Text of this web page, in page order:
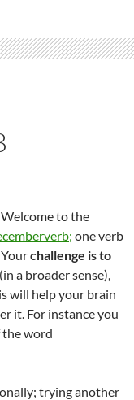
to the
one verb
challenge is to
a broader sense),
will help your brain
it. For instance you
the word
trying another